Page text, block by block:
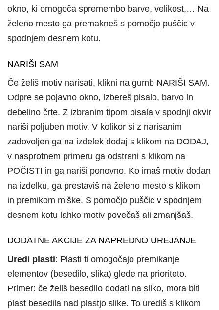
okno, ki omogoča spremembo barve, velikost,… Na
želeno mesto ga premakneš s pomočjo puščic v
spodnjem desnem kotu.
NARIŠI SAM
Če želiš motiv narisati, klikni na gumb NARIŠI SAM.
Odpre se pojavno okno, izbereš pisalo, barvo in
debelino črte. Z izbranim tipom pisala v spodnji okvir
nariši poljuben motiv. V kolikor si z narisanim
zadovoljen ga na izdelek dodaj s klikom na DODAJ,
v nasprotnem primeru ga odstrani s klikom na
POČISTI in ga nariši ponovno. Ko imaš motiv dodan
na izdelku, ga prestaviš na želeno mesto s klikom
in premikom miške. S pomočjo puščic v spodnjem
desnem kotu lahko motiv povečaš ali zmanjšaš.
DODATNE AKCIJE ZA NAPREDNO UREJANJE
Uredi plasti: Plasti ti omogočajo premikanje
elementov (besedilo, slika) glede na prioriteto.
Primer: če želiš besedilo dodati na sliko, mora biti
plast besedila nad plastjo slike. To urediš s klikom